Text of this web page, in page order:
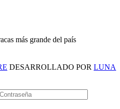
más grande del país
DESARROLLADO POR LUNA